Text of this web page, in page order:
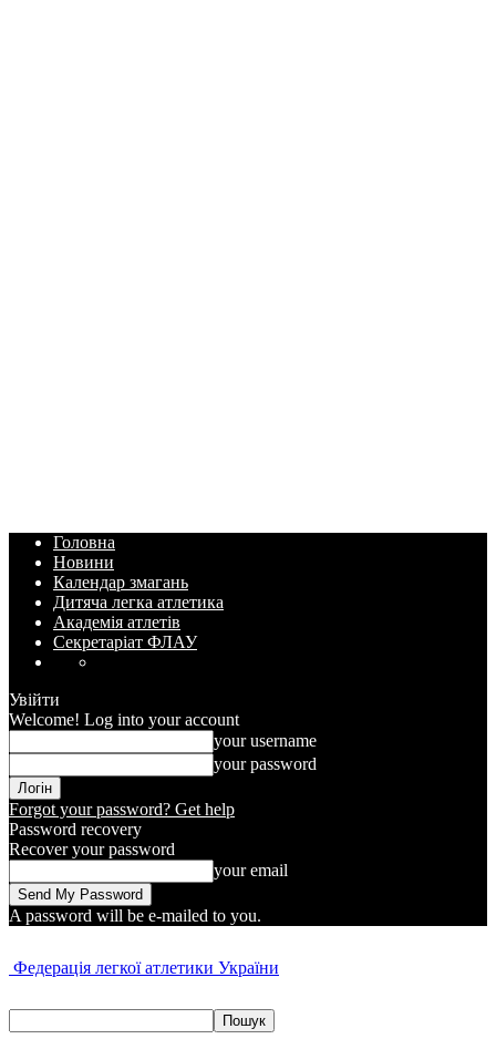
Головна
Новини
Календар змагань
Дитяча легка атлетика
Академія атлетів
Секретаріат ФЛАУ
Увійти
Welcome! Log into your account
your username
your password
Forgot your password? Get help
Password recovery
Recover your password
your email
A password will be e-mailed to you.
Федерація легкої атлетики України